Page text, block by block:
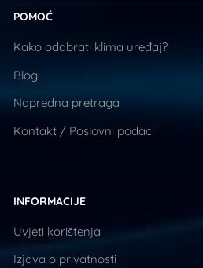
POMOĆ
Kako odabrati klima uređaj?
Blog
Napredna pretraga
Kontakt / Poslovni podaci
INFORMACIJE
Uvjeti korištenja
Izjava o privatnosti